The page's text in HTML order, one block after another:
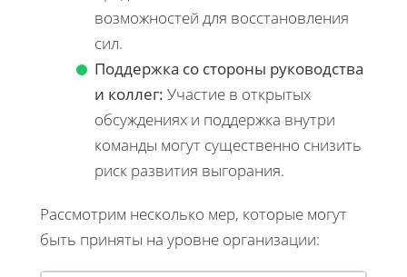
возможностей для восстановления
сил.
Поддержка со стороны руководства
и коллег: Участие в открытых
обсуждениях и поддержка внутри
команды могут существенно снизить
риск развития выгорания.
Рассмотрим несколько мер, которые могут
быть приняты на уровне организации: